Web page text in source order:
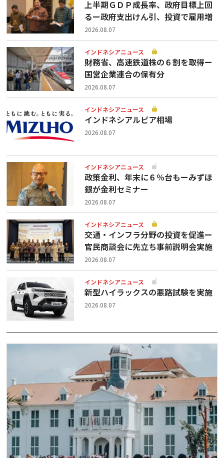
上半期ＧＤＰ成長率、政府目標上回
るー政府支出けん引、投資で雇用増
2026.08.07
インドネシアニュース
財務省、高速鉄道株の６割を取得ー
国営企業連合の保有分
2026.08.07
インドネシアニュース
インドネシアルピア相場
2026.08.07
インドネシアニュース
政策金利、年末に６％台もーみずほ
銀が金利セミナー
2026.08.07
インドネシアニュース
交通・インフラ分野の投資を促進ー
官民商談会に先立ち事前説明会実施
2026.08.07
インドネシアニュース
新型ハイラックスの悪路試験を実施
2026.08.07